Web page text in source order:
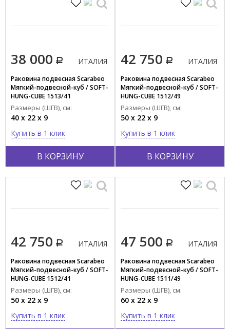
38 000
В КОРЗИНУ
ИТАЛИЯ
Раковина подвесная Scarabeo
Мягкий-подвесной-куб / SOFT-
HUNG-CUBE 1513/41
Размеры (ШГВ), см:
40 x 22 x 9
Купить в 1 клик
42 750
В КОРЗИНУ
ИТАЛИЯ
Раковина подвесная Scarabeo
Мягкий-подвесной-куб / SOFT-
HUNG-CUBE 1512/49
Размеры (ШГВ), см:
50 x 22 x 9
Купить в 1 клик
42 750 ИТАЛИЯ
Раковина подвесная Scarabeo
Мягкий-подвесной-куб / SOFT-
HUNG-CUBE 1512/41
Размеры (ШГВ), см:
50 x 22 x 9
Купить в 1 клик
47 500 ИТАЛИЯ
Раковина подвесная Scarabeo
Мягкий-подвесной-куб / SOFT-
HUNG-CUBE 1511/49
Размеры (ШГВ), см:
60 x 22 x 9
Купить в 1 клик